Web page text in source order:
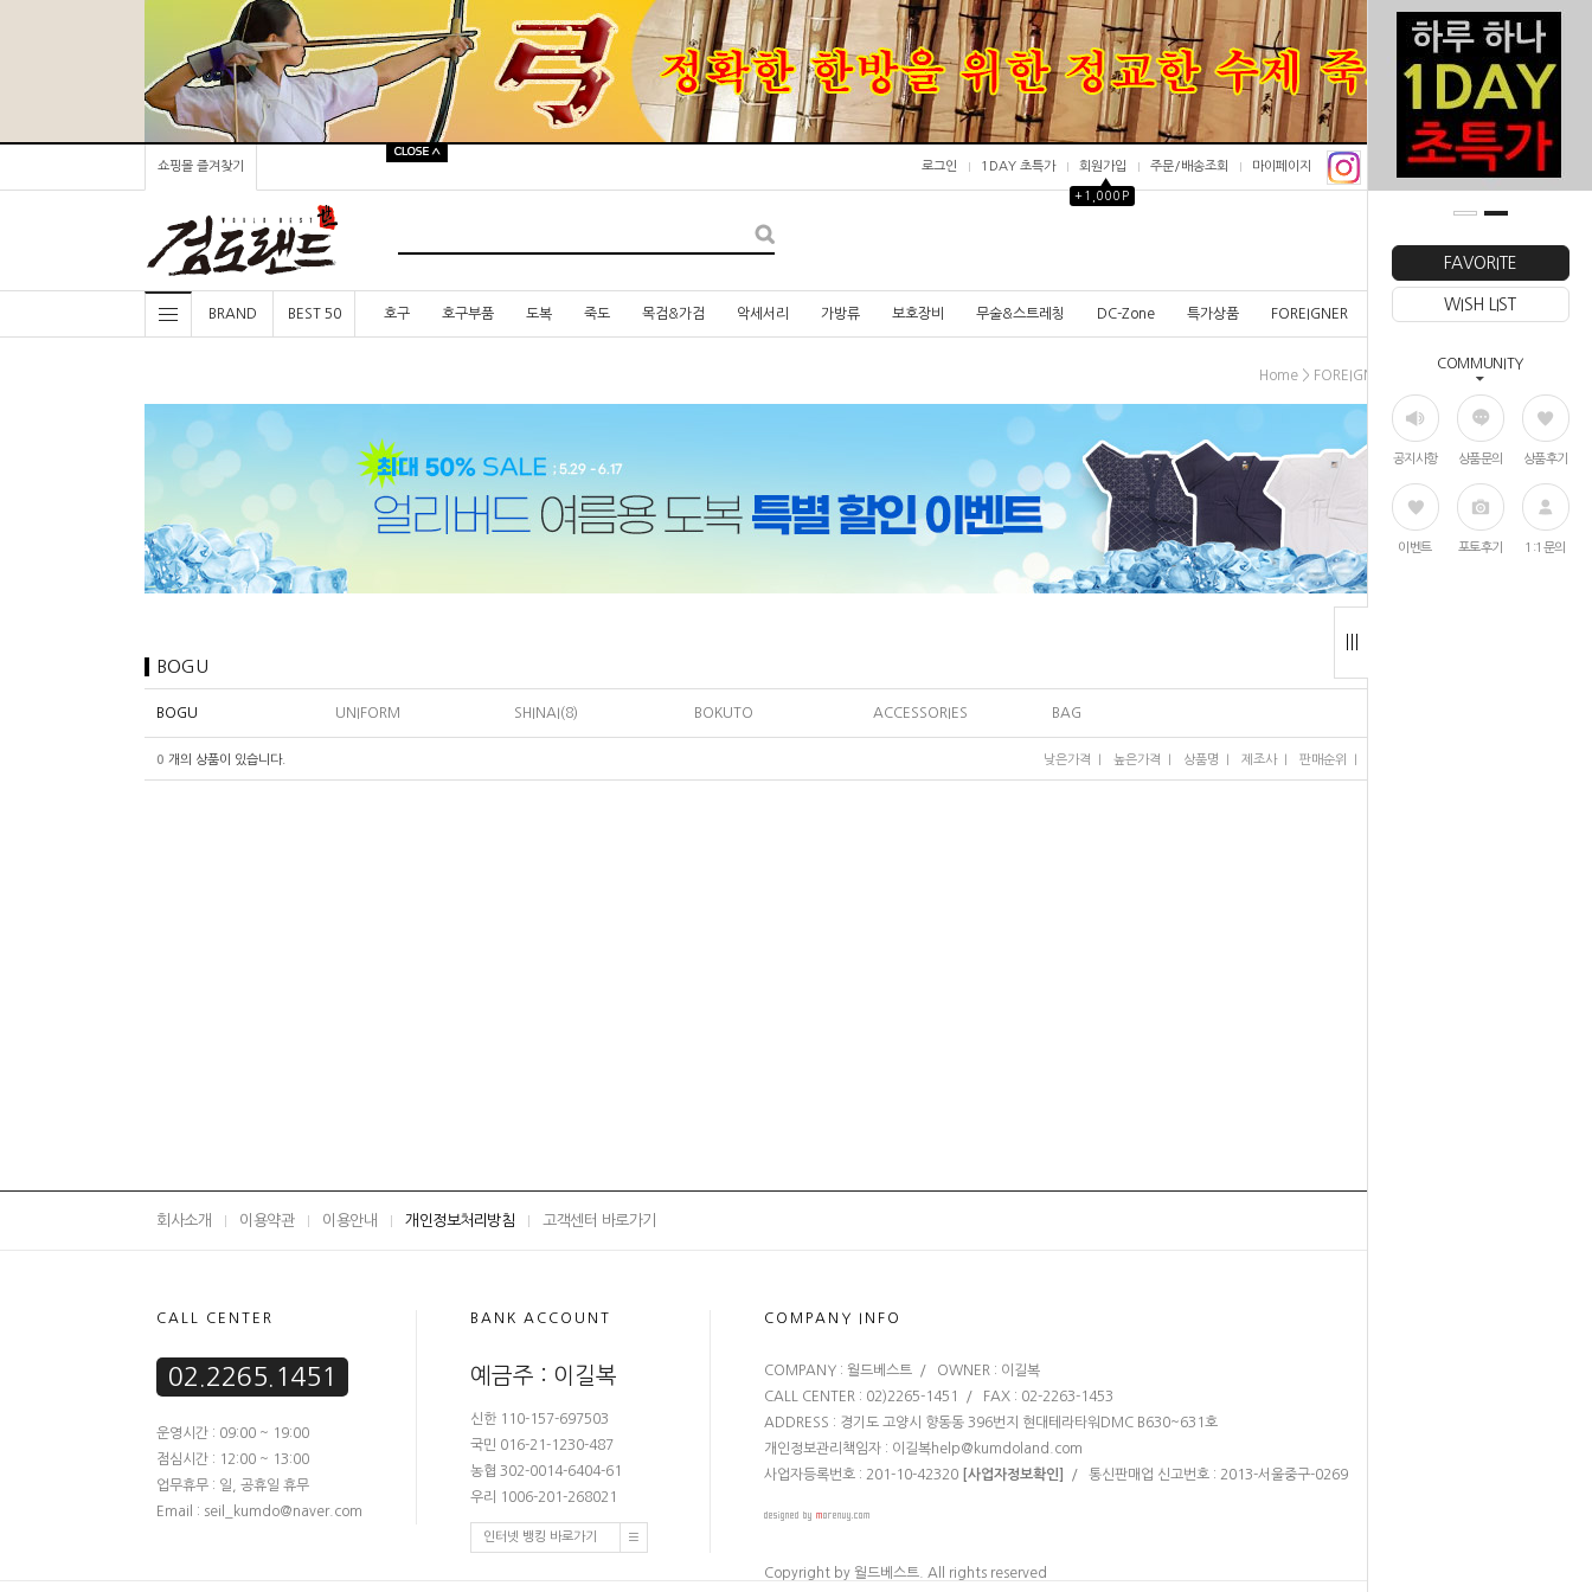
FAVORITE
WISH LIST
COMMUNITY
공지사항 상품문의 상품후기
이벤트 포토후기 1:1문의
쇼핑몰 즐겨찾기 로그인 1DAY 초특가 회원가입
▲
+1,000P
주문/배송조회 마이페이지
BRAND BEST 50 호구 호구부품 도복 죽도 목검&가검 악세서리 가방류 보호장비 무술&스트레칭 DC-Zone 특가상품 FOREIGNER
Home > FOREIGNER
BOGU
BOGU UNIFORM SHINAI(8) BOKUTO ACCESSORIES BAG
0 개의 상품이 있습니다. 낮은가격 높은가격 상품명 제조사I 판매순위
회사소개 이용약관 이용안내 개인정보처리방침 고객센터 바로가기
CALL CENTER
02.2265.1451
운영시간 : 09:00 ~ 19:00
점심시간 : 12:00 ~ 13:00
업무휴무 : 일, 공휴일 휴무
Email : seil_kumdo@naver.com
BANK ACCOUNT
예금주 : 이길복
신한 110-157-697503
국민 016-21-1230-487
농협 302-0014-6404-61
우리 1006-201-268021
인터넷 뱅킹 바로가기
COMPANY INFO
COMPANY : 월드베스트 / OWNER : 이길복
CALL CENTER : 02)2265-1451 / FAX : 02-2263-1453
ADDRESS : 경기도 고양시 향동동 396번지 현대테라타워DMC B630~631호
개인정보관리책임자 : 이길복help@kumdoland.com
사업자등록번호 : 201-10-42320
[사업자정보확인] / 통신판매업 신고번호 : 2013-서울중구-0269
Copyright by 월드베스트. All rights reserved